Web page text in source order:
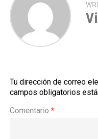
Tu dirección de correo
campos obligatorios
Comentario *